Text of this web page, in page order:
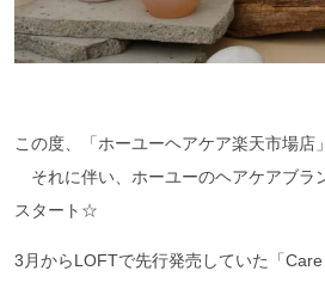
この度、「ホーユーヘアケア楽天市場店
それに伴い、ホーユーのヘアケアブラ
スタート☆
3月からLOFTで先行発売していた「